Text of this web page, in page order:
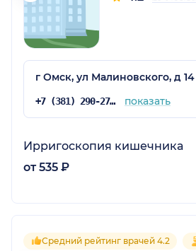
г Омск, ул Малиновского, д 14
+7 (381) 290-27-00 показать
Ирригоскопия кишечника
от 535 ₽
Средний рейтинг врачей 4.2